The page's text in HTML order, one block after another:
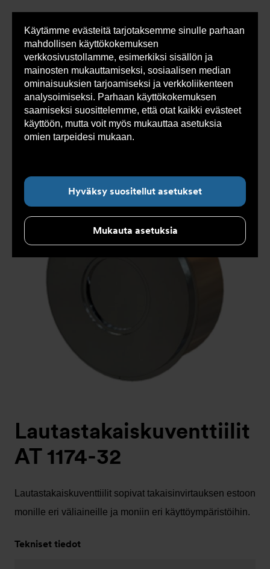
Käytämme evästeitä tarjotaksemme sinulle parhaan
mahdollisen käyttökokemuksen
verkkosivustollamme, esimerkiksi sisällön ja
mainosten mukauttamiseksi, sosiaalisen median
ominaisuuksien tarjoamiseksi ja verkkoliikenteen
analysoimiseksi. Parhaan käyttökokemuksen
saamiseksi suosittelemme, että otat kaikki evästeet
käyttöön, mutta voit myös mukauttaa asetuksia
omien tarpeidesi mukaan.
Hyväksy suositellut asetukset
Mukauta asetuksia
Olet
tässä:
Armatec > Tuotteet > Venttiilit
>
Takaiskuventtiilit
> Lautastakaiskuventtiilit
>
Lautastakaiskuventtiilit AT 1174-
>
Lautastakaiskuventtiilit AT 1174-32
Lautastakaiskuventtiilit
AT 1174-32
Lautastakaiskuventtiilit sopivat takaisinvirtauksen estoon
monille eri väliaineille ja moniin eri käyttöympäristöihin.
Tekniset tiedot